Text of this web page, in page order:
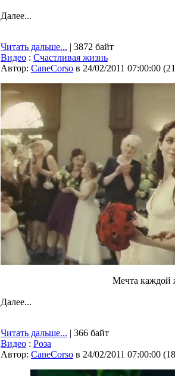
Далее...
Читать дальше... | 3872 байт
Видео : Счастливая жизнь
Автор: CaneCorso в 24/02/2011 07:00:00 (
Мечта
Далее...
Читать дальше... | 366 байт
Видео : Роза
Автор: CaneCorso в 24/02/2011 07:00:00 (